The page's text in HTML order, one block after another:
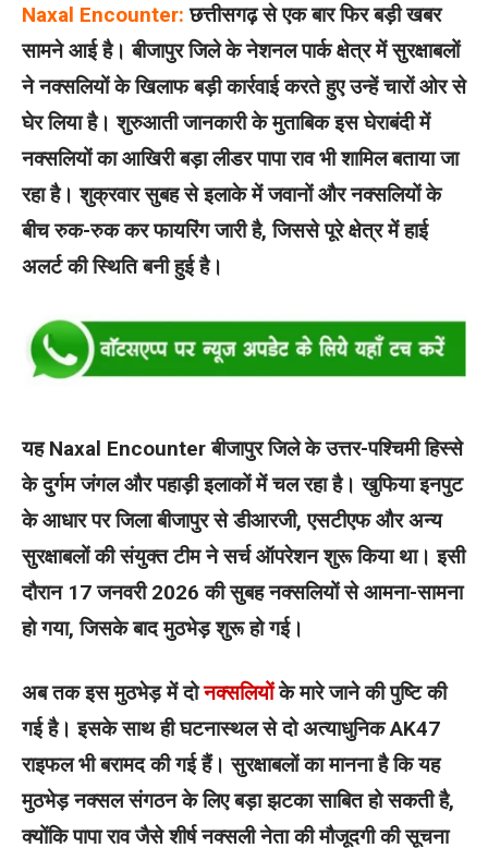
Naxal Encounter: छत्तीसगढ़ से एक बार फिर बड़ी खबर
सामने आई है। बीजापुर जिले के नेशनल पार्क क्षेत्र में सुरक्षाबलों
ने नक्सलियों के खिलाफ बड़ी कार्रवाई करते हुए उन्हें चारों ओर से
घेर लिया है। शुरुआती जानकारी के मुताबिक इस घेराबंदी में
नक्सलियों का आखिरी बड़ा लीडर पापा राव भी शामिल बताया जा
रहा है। शुक्रवार सुबह से इलाके में जवानों और नक्सलियों के
बीच रुक-रुक कर फायरिंग जारी है, जिससे पूरे क्षेत्र में हाई
अलर्ट की स्थिति बनी हुई है।
यह Naxal Encounter बीजापुर जिले के उत्तर-पश्चिमी हिस्से
के दुर्गम जंगल और पहाड़ी इलाकों में चल रहा है। खुफिया इनपुट
के आधार पर जिला बीजापुर से डीआरजी, एसटीएफ और अन्य
सुरक्षाबलों की संयुक्त टीम ने सर्च ऑपरेशन शुरू किया था। इसी
दौरान 17 जनवरी 2026 की सुबह नक्सलियों से आमना-सामना
हो गया, जिसके बाद मुठभेड़ शुरू हो गई।
अब तक इस मुठभेड़ में दोनक्सलियोंके मारे जाने की पुष्टि की
गई है। इसके साथ ही घटनास्थल से दो अत्याधुनिक AK47
राइफल भी बरामद की गई हैं। सुरक्षाबलों का मानना है कि यह
मुठभेड़ नक्सल संगठन के लिए बड़ा झटका साबित हो सकती है,
क्योंकि पापा राव जैसे शीर्ष नक्सली नेता की मौजूदगी की सूचना